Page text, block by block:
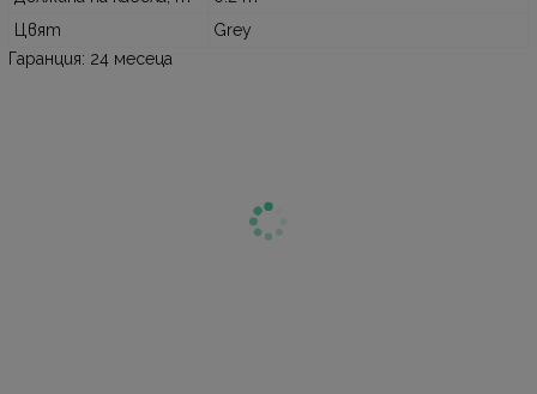
Цвят
Grey
Гаранция: 24 месеца